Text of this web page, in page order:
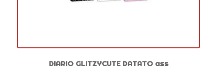
DIARIO GLITZYCUTE DATATO ass